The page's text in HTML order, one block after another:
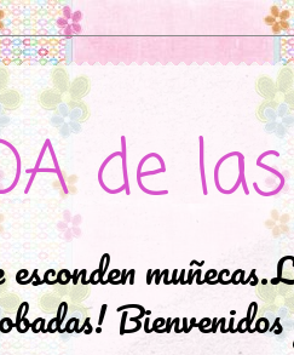
de